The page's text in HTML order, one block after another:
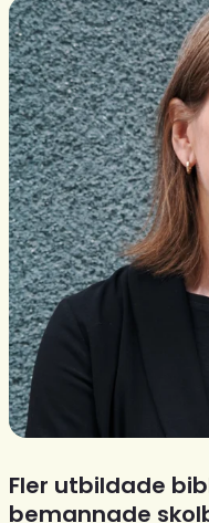
ungdomspriser
Fler utbildade
bemannade